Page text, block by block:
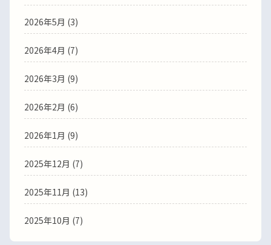
2026年5月 (3)
2026年4月 (7)
2026年3月 (9)
2026年2月 (6)
2026年1月 (9)
2025年12月 (7)
2025年11月 (13)
2025年10月 (7)